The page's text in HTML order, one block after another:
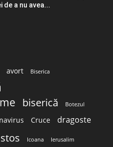
de a nu avea...
avort Biserica
biserică Botezul
Cruce dragoste
Icoana Ierusalim